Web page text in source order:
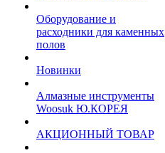
Оборудование и
расходники для каменных
полов
Новинки
Алмазные инструменты
Woosuk Ю.КОРЕЯ
АКЦИОННЫЙ ТОВАР